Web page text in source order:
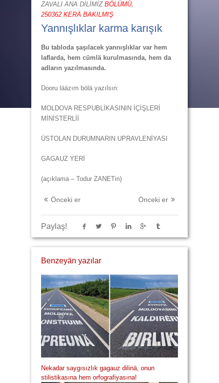
ZAVALI ANA DİLİMİZBÖLÜMÜ,
250362 KERÄ BAKILMIŞ
Yannışlıklar karma karışık
Bu tabloda şaşılacek yannışlıklar var hem
laflarda, hem cümlä kurulmasında, hem da
adların yazılmasında.
Dooru lääzım bölä yazılsın:
MOLDOVA RESPUBLİKASININ İÇİŞLERİ
MİNİSTERLİİ
ÜSTOLAN DURUMNARIN UPRAVLENİYASI
GAGAUZ YERİ
(açıklama – Todur ZANETin)
Önceki er Önceki er
Paylaş!
Benzeyän yazılar
Nekadar saygısızlık gagauz dilinä, onun
stilistikasına hem orfografiyasına!